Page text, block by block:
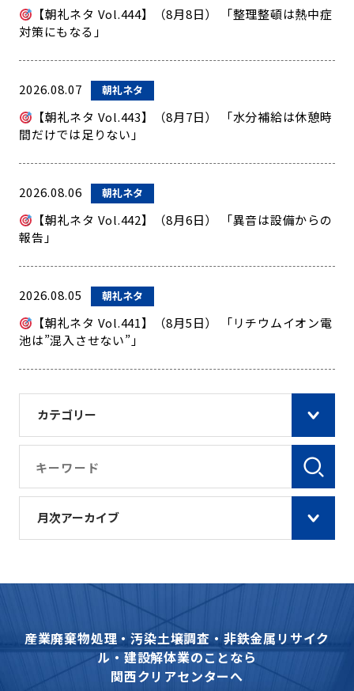
カテゴリー
月次アーカイブ
【朝礼ネタ Vol.444】（8月8日） 「整理整頓は熱中症
対策にもなる」
2026.08.07 朝礼ネタ
【朝礼ネタ Vol.443】（8月7日） 「水分補給は休憩時
間だけでは足りない」
2026.08.06 朝礼ネタ
【朝礼ネタ Vol.442】（8月6日） 「異音は設備からの
報告」
2026.08.05 朝礼ネタ
【朝礼ネタ Vol.441】（8月5日） 「リチウムイオン電
池は”混入させない”」
産業廃棄物処理・汚染土壌調査・非鉄金属リサイク
ル・建設解体業のことなら
関西クリアセンターへ